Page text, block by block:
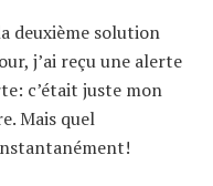
deuxième solution
j’ai reçu une alerte
c’était juste mon
Mais quel